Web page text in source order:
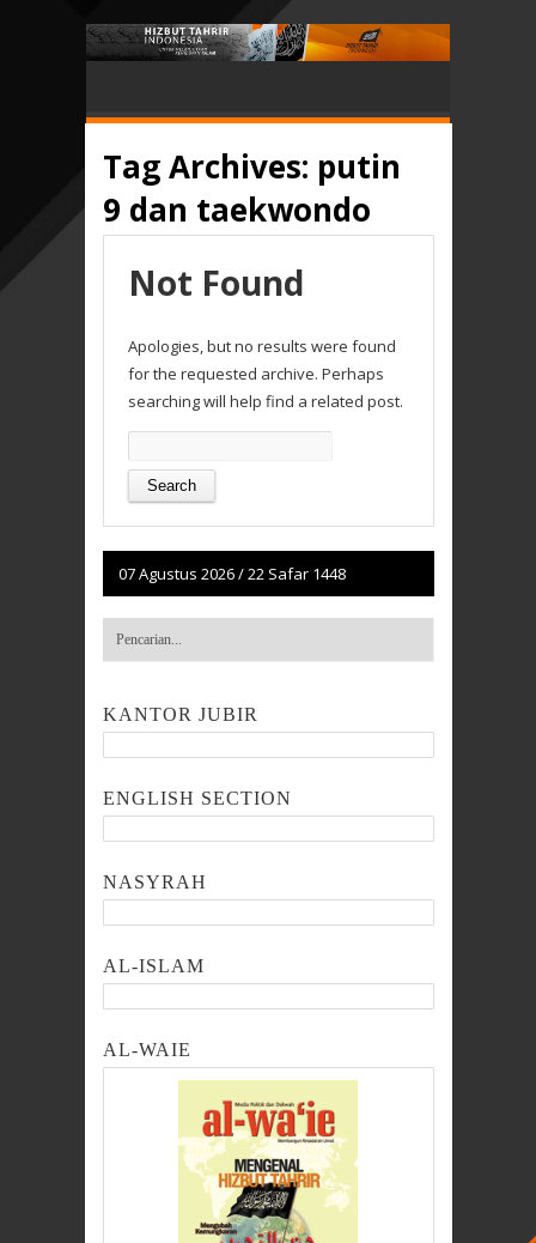
Tag Archives: putin
9 dan taekwondo
Not Found
Apologies, but no results were found
for the requested archive. Perhaps
searching will help find a related post.
for:
07 Agustus 2026/22 Safar 1448
KANTOR JUBIR
ENGLISH SECTION
NASYRAH
AL-ISLAM
AL-WAIE